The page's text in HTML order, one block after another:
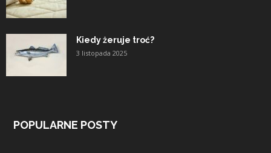
Kiedy żeruje troć?
3 listopada 2025
POPULARNE POSTY